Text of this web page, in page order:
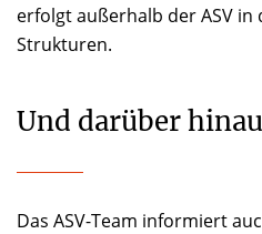
erfolgt außerhalb der ASV in
Strukturen.
Und darüber
Das ASV-Team informiert